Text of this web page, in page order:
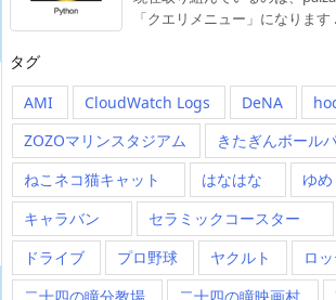
「クエリメニュー」になります
タグ
AMI
CloudWatch Logs DeNA
ZOZOマリンスタジアム
きたぎんボール
ねこネコ猫キャット
はなはな ゆめ
キャラバン
セラミックコースター
ドライブ
プロ野球 ヤクルト ロ